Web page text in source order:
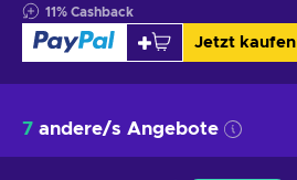
11% Cashback
Jetzt kaufen
7 andere/s Angebote